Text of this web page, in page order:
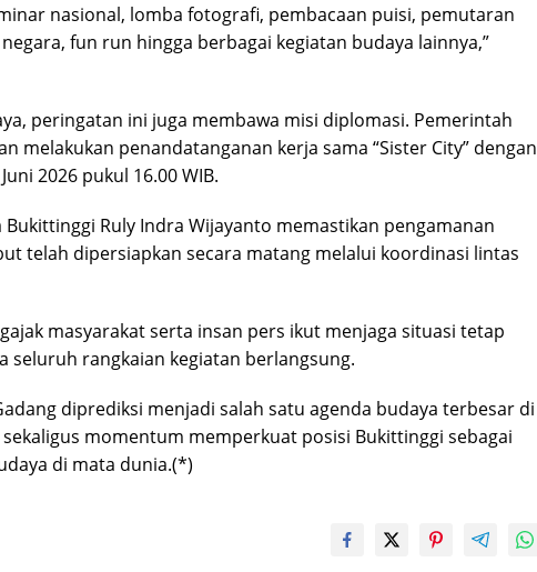
nasional, lomba fotografi, pembacaan puisi, pemutaran
fun run hingga berbagai kegiatan budaya lainnya,”
peringatan ini juga membawa misi diplomasi. Pemerintah
melakukan penandatanganan kerja sama “Sister City” dengan
2026 pukul 16.00 WIB.
Ruly Indra Wijayanto memastikan pengamanan
telah dipersiapkan secara matang melalui koordinasi lintas
masyarakat serta insan pers ikut menjaga situasi tetap
seluruh rangkaian kegiatan berlangsung.
diprediksi menjadi salah satu agenda budaya terbesar di
momentum memperkuat posisi Bukittinggi sebagai
di mata dunia.(*)